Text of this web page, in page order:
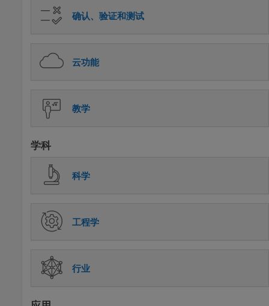
确认、验证和测试
云功能
教学
学科
科学
工程学
行业